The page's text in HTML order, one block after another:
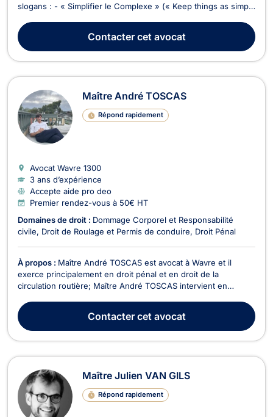
slogans : - « Simplifier le Complexe » (« Keep things as simple
que guérir ». Maître Jean-Yves STEYT attache une importance
primordiale au service à la ...
Contactercet avocat
Maître André TOSCAS
Répond rapidement
Avocat Wavre 1300
3 ans d’expérience
Accepte aide pro deo
Premier rendez-vous à 50€ HT
Domaines de droit : Dommage Corporel et Responsabilité
civile
Droit de Roulage et Permis de conduire Droit Pénal
À propos : Maître André TOSCAS est avocat à Wavre et il
exerce principalement en droit pénal et en droit de la
circulation routière; Maître André TOSCAS intervient en
et du droit de la circulation routière : droit pénal général, droit
pénal des affaires, droit pénal routie...
Contactercet avocat
Maître Julien VAN GILS
Répond rapidement